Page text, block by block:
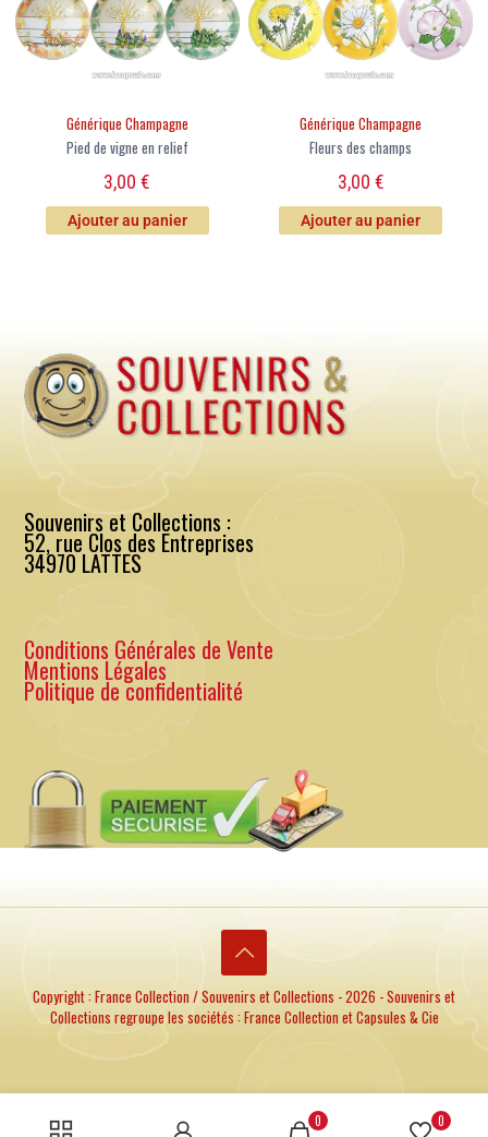
Générique Champagne
Pied de vigne en relief
3,00€
Ajouter au panier
Générique Champagne
Fleurs des champs
3,00 €
Ajouter au panier
Souvenirs et Collections :
52, rue Clos des Entreprises
34970 LATTES
Conditions Générales de Vente
Mentions Légales
Politique de confidentialité
Copyright : France Collection / Souvenirs et Collections - 2026 - Souvenirs et
Collections regroupe les sociétés : France Collection et Capsules & Cie
0 0